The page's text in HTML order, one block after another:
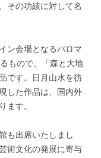
その功績に対して名
ン会場となるパロマ
もので、「森と大地
です。日月山水を彷
した作品は、国内外
ます。
も出席いたしまし
術文化の発展に寄与